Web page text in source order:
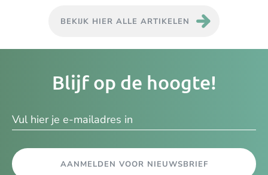
BEKIJK HIER ALLE ARTIKELEN
Blijf op de hoogte!
AANMELDEN VOOR NIEUWSBRIEF